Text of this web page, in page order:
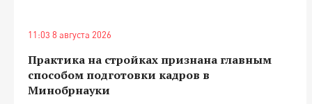
11:03 8 августа 2026
Практика на стройках признана главным
способом подготовки кадров в
Минобрнауки